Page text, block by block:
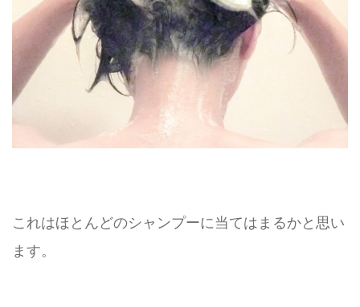
これはほとんどのシャンプーに当てはまるかと思い
ます。